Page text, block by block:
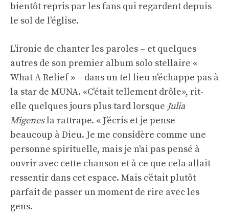
bientôt repris par les fans qui regardent depuis
le sol de l'église.
L'ironie de chanter les paroles – et quelques
autres de son premier album solo stellaire «
What A Relief » – dans un tel lieu n'échappe pas à
la star de MUNA. «C'était tellement drôle», rit-
elle quelques jours plus tard lorsque Julia
Migenesla rattrape. « J’écris et je pense
beaucoup à Dieu. Je me considère comme une
personne spirituelle, mais je n'ai pas pensé à
ouvrir avec cette chanson et à ce que cela allait
ressentir dans cet espace. Mais c’était plutôt
parfait de passer un moment de rire avec les
gens.